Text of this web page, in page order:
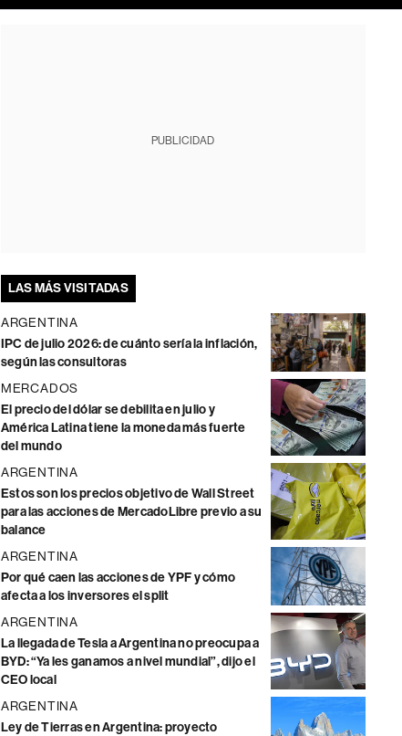
PUBLICIDAD
LAS MÁS VISITADAS
ARGENTINA
IPC de julio 2026: de cuánto sería la inflación,
según las consultoras
MERCADOS
El precio del dólar se debilita en julio y
América Latina tiene la moneda más fuerte
del mundo
ARGENTINA
Estos son los precios objetivo de Wall Street
para las acciones de MercadoLibre previo a su
balance
ARGENTINA
Por qué caen las acciones de YPF y cómo
afecta a los inversores el split
ARGENTINA
La llegada de Tesla a Argentina no preocupa a
BYD: “Ya les ganamos a nivel mundial”, dijo el
CEO local
ARGENTINA
Ley de Tierras en Argentina: proyecto